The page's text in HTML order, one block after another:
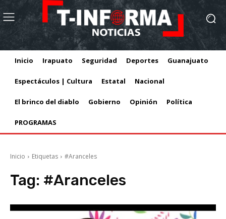
Inicio Irapuato Seguridad Deportes Guanajuato
Espectáculos | Cultura Estatal Nacional
El brinco del diablo Gobierno Opinión Política
PROGRAMAS
Inicio Etiquetas #Aranceles
Tag: #Aranceles